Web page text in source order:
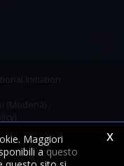
Initiation
(Modena)
x
Maggiori
a questo